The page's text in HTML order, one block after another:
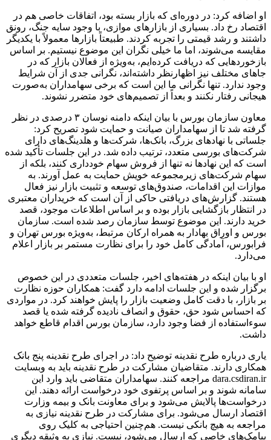
او اضافه کرد: در دوره‌ای که بازار بسته بود، اتفاقات خاصی هم در
اقتصاد رخ داد. بسیاری از بازارهای موازی، با وجود سایه جنگ، رونق
داشتند و رشد قیمتی را تجربه کردند. طبیعتاً بازارها معمولاً با یکدیگر
مقایسه می‌شوند، اما ما خیلی نگران این موضوع نیستیم. بر اساس
بازخوردهایی که دریافت کرده‌ایم، به‌ویژه از فعالان بازار که در
جاهای مختلف نیز اظهارنظر داشته‌اند، نگرانی جدی از آن شرایط
وجود ندارد. تنها نگرانی ما این است که برخی سهامداران به‌صورت
هیجانی رفتار نکنند و بعداً از تصمیم‌های خود متضرر نشوند.
معاون سازمان بورس با بیان اینکه دامنه نوسان ۳ درصدی در نظر
گرفته شد تا از سهامداران صیانت و حمایت شود تصریح کرد:
جلساتی با نهادهای بزرگ، بانک‌ها، شرکت‌ها و هلدینگ‌های دارای
شرکت‌های بورسی متعدد، ترتیب داده شد. در این جلسات تأکید شده
است که این نهادها نه تنها از فروش سهام خودداری کنند، بلکه از
سهام شرکت‌های زیرمجموعه خویش حمایت به عمل آورند. به
موازات این اقدامات، صندوق‌های توسعه و تثبیت بازار نیز فعال
هستند. گزارش‌های دریافتی حاکی از آن است که خریداران معتبری
در انتظار بازگشایی بازار بوده و بر اساس اطلاعات موجود، قصد
خرید دارند. این موضوع توسط سازمان رصد شده است. سازمان
بورس و اوراق بهادار به همراه ارکان مرتبط، به‌ویژه بورس تهران و
فرابورس، آمادگی کامل خود را برای نظارت مستمر بر بازار اعلام
می‌دارد.
او با بیان اینکه در هفته‌های اخیر، جلسات متعددی در این خصوص
برگزار شده و این جلسات ادامه دارد گفت: همکاران حوزه نظارت
بر بازار، با دقت کامل وضعیت بازار را پایش خواهند کرد. در مواردی
که احساس شود حق، حقوق و انصاف نادیده گرفته شده یا قصد
سوءاستفاده از فضا وجود دارد، سازمان بورس اقدام قاطع خواهد
داشت.
یاری درباره طرح نقدینه توضیح داد: در اجرای طرح نقدینه پنج بانک
همکاری دارند. متقاضیان مشارکت در طرح نقدینه باید به وبسایت
dara.csdiran.ir مراجعه کنند. سهامداران متقاضی باید وارد این
سامانه شوند و بر اساس پرتفوی خود درخواست ارائه دهند. این
درخواست‌ها پالایش می‌شود و برای معاونت بانک و بیمه وزارت
اقتصاد ارسال می‌شود. برای مشارکت در طرح نقدینه نیازی به
مراجعه به هیچ بانکی نیست. هم‌چنین احتیاجی به کلیک روی
پیامک‌های خاصی که ارسال می‌شود، نیست. نیازی به وثیقه دیگری